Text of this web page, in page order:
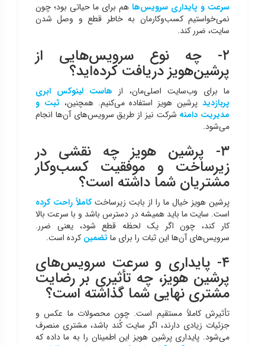
سرعت و پایداری سرویس‌ها هم برای ما حیاتی بود؛ چون
نمی‌خواستیم کسب‌وکارمان به خاطر قطع و وصل شدن
سایت، ضرر کند.
۲- چه نوع سرویس‌هایی از
پرشین‌هویز دریافت کرده‌اید؟
ما برای وب‌سایت اصلی‌مان، از هاست لینوکس ابری
پربازدیدپرشین هویز استفاده می‌کنیم. همچنین، ثبت و
مدیریت دامنه‌ شرکت نیز از طریق سرویس‌های آن‌ها انجام
می‌شود.
۳- پرشین هویز چه نقشی در
زیرساخت و موفقیت کسب‌وکار
مشتریان شما داشته است؟
پرشین هویز خیال ما را از بابت زیرساختکاملاً راحت کرده
است. سایت ما باید همیشه در دسترس باشد و با سرعت بالا
کار کند، چون اگر یک لحظه قطع شود، یعنی ضرر.
سرویس‌های آن‌ها این ثبات را برای ما تضمین کرده است.
۴- پایداری و سرعت سرویس‌های
پرشین هویز، چه تأثیری بر رضایت
مشتری نهایی شما گذاشته است؟
تأثیرش کاملاً مستقیم است. چون محصولات ما عکس و
جزئیات زیادی دارند، اگر سایت کُند باشد، مشتری منصرف
می‌شود. پایداری پرشین هویز این اطمینان را به ما داده که